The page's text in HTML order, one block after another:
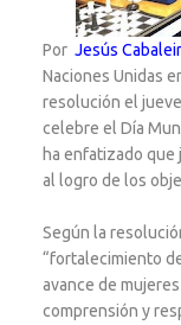
Por Jesús
Naciones Unidas
resolución el
celebre el Día
ha enfatizado que
al logro de los
Según la
“fortalecimiento
avance de
comprensión y